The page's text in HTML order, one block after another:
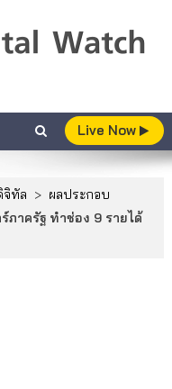
Live Now
จิทัล > ผลประกอบ
ภาครัฐ ทำช่อง 9 รายได้